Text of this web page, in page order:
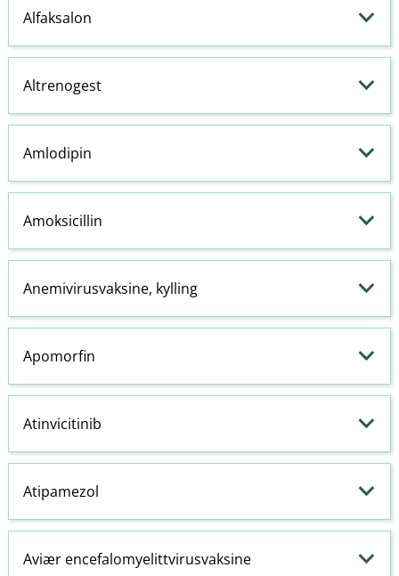
Alfaksalon
Altrenogest
Amlodipin
Amoksicillin
Anemivirusvaksine, kylling
Apomorfin
Atinvicitinib
Atipamezol
Aviær encefalomyelittvirusvaksine